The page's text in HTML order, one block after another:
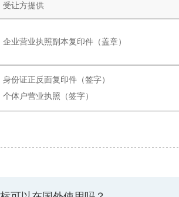
受让方提供
企业营业执照副本复印件（盖章）
身份证正反面复印件（签字）
个体户营业执照（签字）